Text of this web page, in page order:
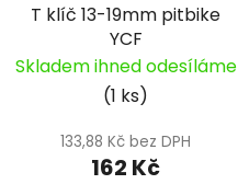
T klíč 13-19mm pitbike
YCF
Skladem ihned odesíláme
(1 ks)
133,88 Kč bez DPH
162 Kč